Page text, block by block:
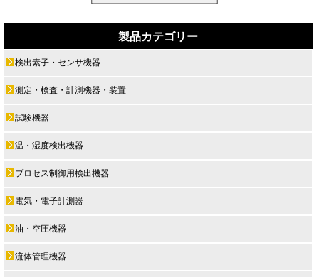
製品カテゴリー
検出素子・センサ機器
測定・検査・計測機器・装置
試験機器
温・湿度検出機器
プロセス制御用検出機器
電気・電子計測器
油・空圧機器
流体管理機器